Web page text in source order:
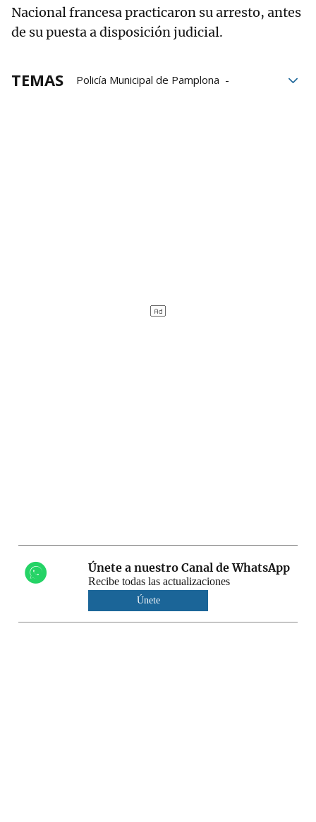
Nacional francesa practicaron su arresto, antes
de su puesta a disposición judicial.
TEMAS
Policía Municipal de Pamplona
Únete a nuestro Canal de WhatsApp
Recibe todas las actualizaciones
Únete